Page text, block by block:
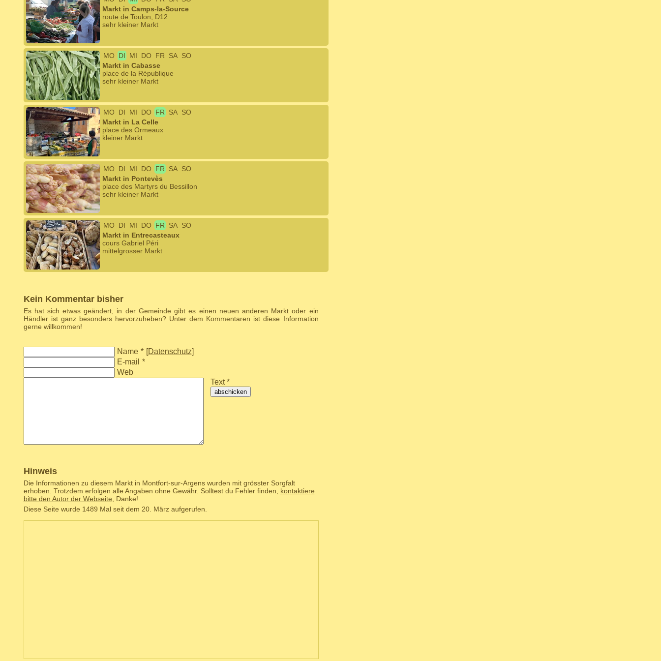
Markt in Camps-la-Source
route de Toulon, D12
sehr kleiner Markt
MO DI MI DO FR SA SO
Markt in Cabasse
place de la République
sehr kleiner Markt
MO DI MI DO FR SA SO
Markt in La Celle
place des Ormeaux
kleiner Markt
MO DI MI DO FR SA SO
Markt in Pontevès
place des Martyrs du Bessillon
sehr kleiner Markt
MO DI MI DO FR SA SO
Markt in Entrecasteaux
cours Gabriel Péri
mittelgrosser Markt
Kein Kommentar bisher
Es hat sich etwas geändert, in der Gemeinde gibt es einen neuen anderen Markt oder ein
Händler ist ganz besonders hervorzuheben? Unter dem Kommentaren ist diese Information
gerne willkommen!
Name * [Datenschutz]
E-mail *
Web
Text *
abschicken
Hinweis
Die Informationen zu diesem Markt in Montfort-sur-Argens wurden mit grösster Sorgfalt
erhoben. Trotzdem erfolgen alle Angaben ohne Gewähr. Solltest du Fehler finden, kontaktiere
bitte den Autor der Webseite , Danke!
Diese Seite wurde 1489 Mal seit dem 20. März aufgerufen.